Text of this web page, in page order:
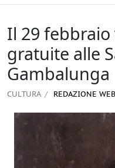
Il 29
gratuite alle
Gambalunga
CULTURA REDAZIONE WEB